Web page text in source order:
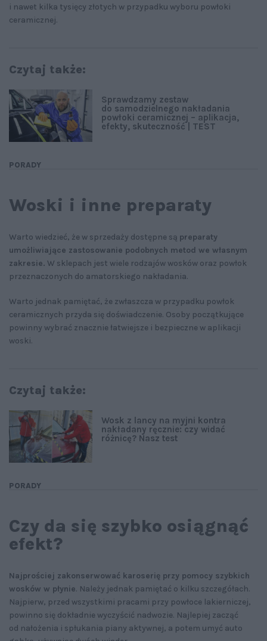
i nawet kilka tysięcy złotych w przypadku wyboru powłoki
ceramicznej.
Czytaj także:
PORADY
Sprawdzamy zestaw
do samodzielnego nakładania
powłoki ceramicznej – aplikacja,
efekty, skuteczność | TEST
Woski i inne preparaty
Warto wiedzieć, że w sprzedaży dostępne są preparaty
umożliwiające zastosowanie podobnych metod we własnym
zakresie. W sklepach jest wiele rodzajów wosków oraz powłok
przeznaczonych do amatorskiego nakładania.
Warto jednak pamiętać, że zwłaszcza w przypadku powłok
ceramicznych przyda się doświadczenie. Osoby początkujące
powinny wybrać znacznie łatwiejsze i bezpieczne w aplikacji
woski.
Czytaj także:
PORADY
Wosk z lancy na myjni kontra
nakładany ręcznie: czy widać
różnicę? Nasz test
Czy da się szybko osiągnąć
efekt?
Najprościej zakonserwować karoserię przy pomocy szybkich
wosków w płynie. Należy jednak pamiętać o kilku szczegółach.
Najpierw, przed wszystkimi pracami przy powłoce lakierniczej,
powinno się dokładnie wyczyścić nadwozie. Najlepiej zacząć
od nałożenia i spłukania piany aktywnej, a potem umyć auto